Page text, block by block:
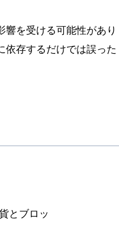
を受ける可能性があり
依存するだけでは誤った
とブロッ